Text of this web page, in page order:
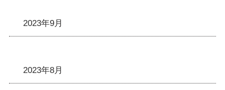
2023年9月
2023年8月